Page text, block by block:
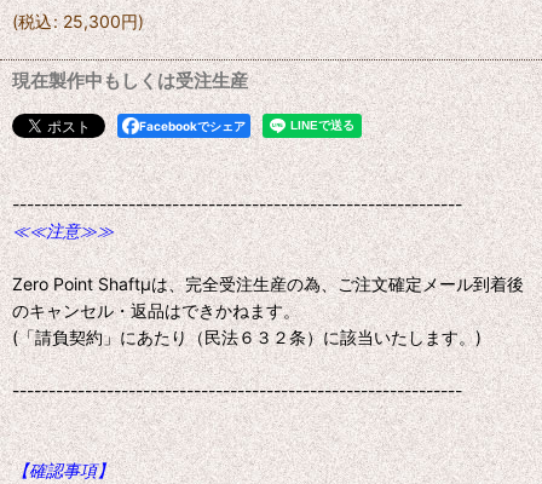
(税込: 25,300円)
現在製作中もしくは受注生産
Facebookでシェア
--------------------------------------------------------------
≪≪注意≫≫
Zero Point Shaftμは、完全受注生産の為、ご注文確定メール到着後
のキャンセル・返品はできかねます。
(「請負契約」にあたり（民法６３２条）に該当いたします。)
--------------------------------------------------------------
【確認事項】